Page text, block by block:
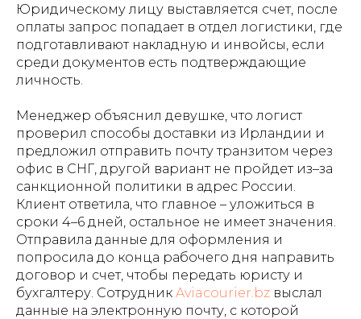
Юридическому лицу выставляется счет, после
оплаты запрос попадает в отдел логистики, где
подготавливают накладную и инвойсы, если
среди документов есть подтверждающие
личность.
Менеджер объяснил девушке, что логист
проверил способы доставки из Ирландии и
предложил отправить почту транзитом через
офис в СНГ, другой вариант не пройдет из–за
санкционной политики в адрес России.
Клиент ответила, что главное – уложиться в
сроки 4–6 дней, остальное не имеет значения.
Отправила данные для оформления и
попросила до конца рабочего дня направить
договор и счет, чтобы передать юристу и
бухгалтеру. Сотрудник Aviacourier.bz выслал
данные на электронную почту, с которой